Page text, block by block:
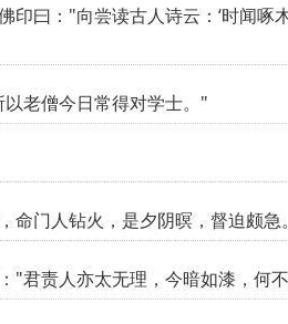
印曰："向尝读古人诗云：‘时闻啄
老僧今日常得对学士。"
命门人钻火，是夕阴暝，督迫颇急。
"君责人亦太无理，今暗如漆，何